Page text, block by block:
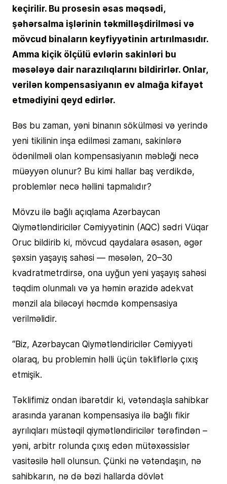
keçirilir. Bu prosesin əsas məqsədi,
şəhərsalma işlərinin təkmilləşdirilməsi və
mövcud binaların keyfiyyətinin artırılmasıdır.
Amma kiçik ölçülü evlərin sakinləri bu
məsələyə dair narazılıqlarını bildirirlər. Onlar,
verilən kompensasiyanın ev almağa kifayət
etmədiyini qeyd edirlər.
Bəs bu zaman, yəni binanın sökülməsi və yerində
yeni tikilinin inşa edilməsi zamanı, sakinlərə
ödənilməli olan kompensasiyanın məbləği necə
müəyyən olunur? Bu kimi hallar baş verdikdə,
problemlər necə həllini tapmalıdır?
Mövzu ilə bağlı açıqlama Azərbaycan
Qiymətləndiricilər Cəmiyyətinin (AQC) sədri Vüqar
Oruc bildirib ki, mövcud qaydalara əsasən, əgər
şəxsin yaşayış sahəsi — məsələn, 20–30
kvadratmetrdirsə, ona uyğun yeni yaşayış sahəsi
təqdim olunmalı və ya həmin ərazidə adekvat
mənzil ala biləcəyi həcmdə kompensasiya
verilməlidir.
“Biz, Azərbaycan Qiymətləndiricilər Cəmiyyəti
olaraq, bu problemin həlli üçün təkliflərlə çıxış
etmişik.
Təklifimiz ondan ibarətdir ki, vətəndaşla sahibkar
arasında yaranan kompensasiya ilə bağlı fikir
ayrılıqları müstəqil qiymətləndiricilər tərəfindən –
yəni, arbitr rolunda çıxış edən mütəxəssislər
vasitəsilə həll olunsun. Çünki nə vətəndaşın, nə
sahibkarın, nə də bəzi hallarda dövlət